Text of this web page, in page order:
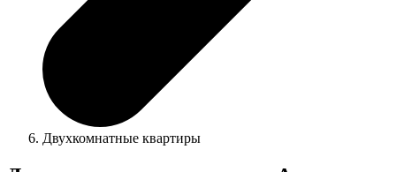
Двухкомнатные квартиры